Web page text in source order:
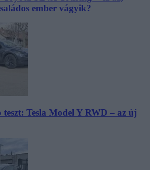
ember vágyik?
Tesla Model Y RWD – az új